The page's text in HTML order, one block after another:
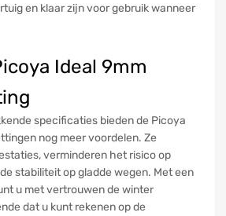
en klaar zijn voor gebruik wanneer
Ideal 9mm
specificaties bieden de Picoya
nog meer voordelen. Ze
verminderen het risico op
stabiliteit op gladde wegen. Met een
u met vertrouwen de winter
dat u kunt rekenen op de